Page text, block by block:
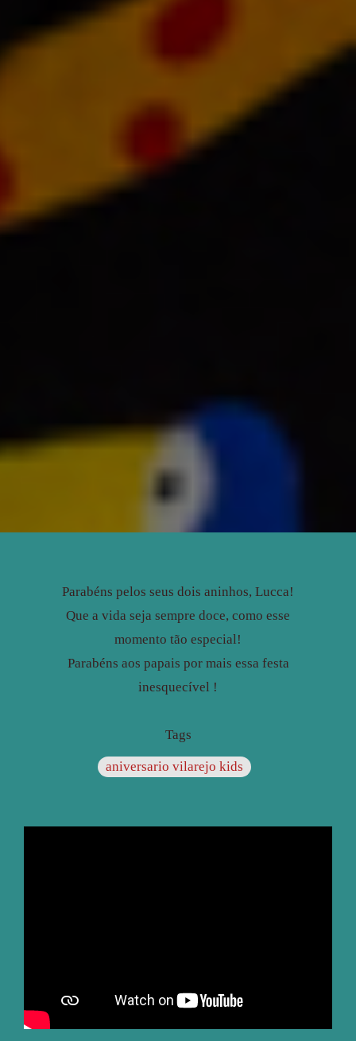
Parabéns pelos seus dois aninhos, Lucca!
Que a vida seja sempre doce, como esse
momento tão especial!
Parabéns aos papais por mais essa festa
inesquecível !
Tags
aniversario vilarejo kids